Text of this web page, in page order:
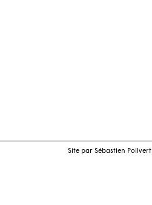
Site par Sébastien Poilvert